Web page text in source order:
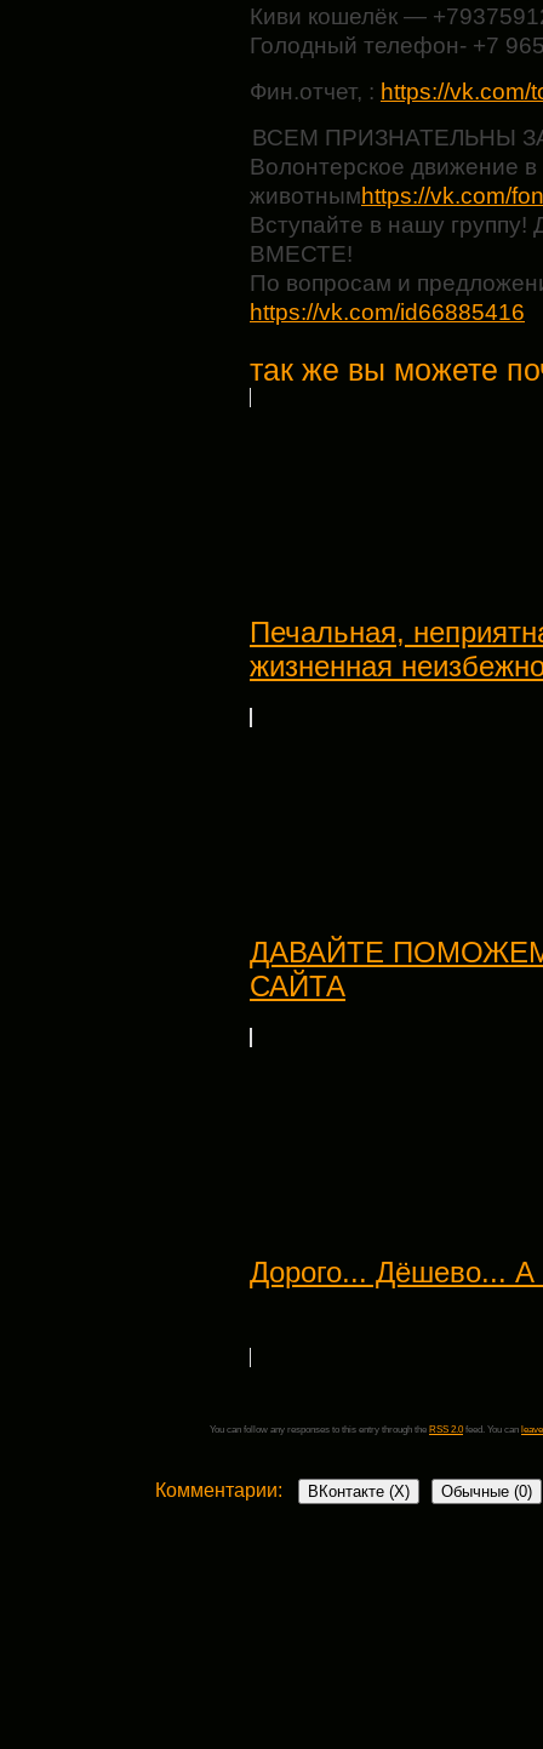
Киви кошелёк —
Голодный телефон- +7
Фин.отчет, : https://
ВСЕМ ПРИЗНАТЕЛЬНЫ
Волонтерское движение
животнымhttps://vk.com/
Вступайте в нашу
ВМЕСТЕ!
По вопросам и
https://vk.com/id66885416
так же вы можете
Печальная,
жизненная
ДАВАЙТЕ
САЙТА
Дорого... Дёшево... А
You can follow any responses to this entry through the RSS 2.0 feed. You can
Комментарии: ВКонтакте (X) Обычные (0)